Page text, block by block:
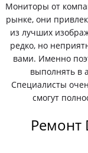
Мониторы от
рынке, они
из лучших
редко, но
вами. Именно
выполнять в
Специалисты
смогут
Ремонт